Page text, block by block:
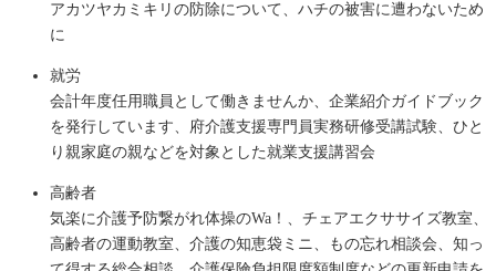
アカツヤカミキリの防除について、ハチの被害に遭わないため
に
就労
会計年度任用職員として働きませんか、企業紹介ガイドブック
を発行しています、府介護支援専門員実務研修受講試験、ひと
り親家庭の親などを対象とした就業支援講習会
高齢者
気楽に介護予防繋がれ体操のWa！、チェアエクササイズ教室、
高齢者の運動教室、介護の知恵袋ミニ、もの忘れ相談会、知っ